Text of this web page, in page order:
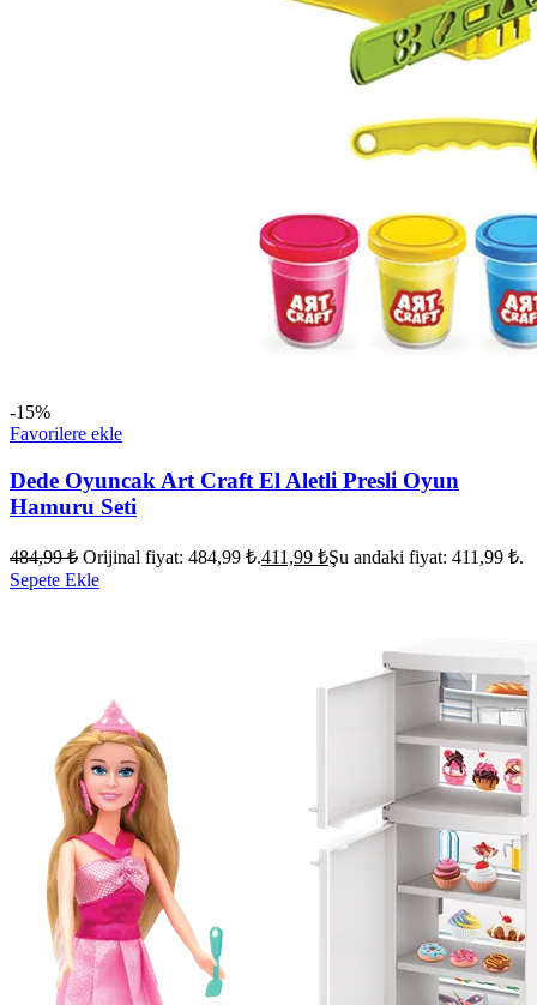
-15%
Favorilere ekle
Dede Oyuncak Art Craft El Aletli Presli Oyun
Hamuru Seti
484,99₺ Orijinal fiyat: 484,99 ₺.411,99 ₺Şu andaki fiyat: 411,99 ₺.
Sepete Ekle